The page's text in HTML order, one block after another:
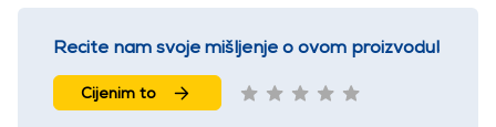
Recite nam svoje mišljenje o ovom proizvodu!
Cijenim to